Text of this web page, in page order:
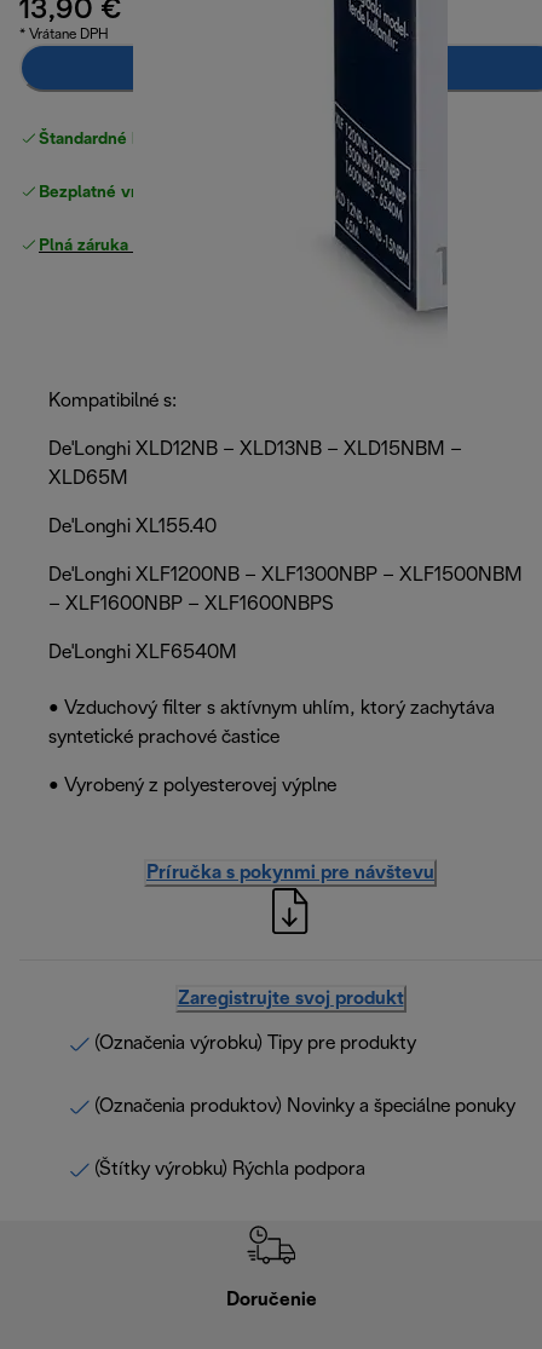
13,90 €
* Vrátane DPH
Štandardné bezplatné doručenie nad 49 €
Bezplatné vrátenie tovaru
Plná záruka výrobcu
Kompatibilné s:
De'Longhi XLD12NB – XLD13NB – XLD15NBM –
XLD65M
De'Longhi XL155.40
De'Longhi XLF1200NB – XLF1300NBP – XLF1500NBM
– XLF1600NBP – XLF1600NBPS
De'Longhi XLF6540M
• Vzduchový filter s aktívnym uhlím, ktorý zachytáva
syntetické prachové častice
• Vyrobený z polyesterovej výplne
Príručka s pokynmi pre návštevu
Zaregistrujte svoj produkt
(Označenia výrobku) Tipy pre produkty
(Označenia produktov) Novinky a špeciálne ponuky
(Štítky výrobku) Rýchla podpora
Doručenie